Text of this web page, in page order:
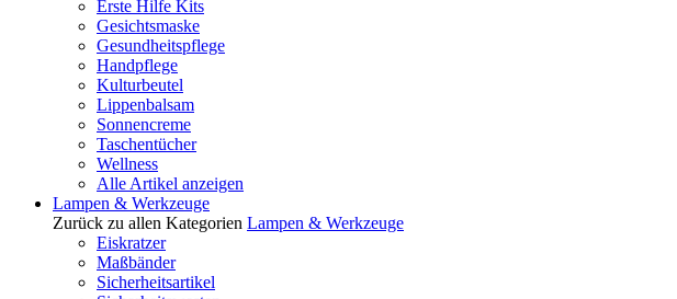
Erste Hilfe Kits
Gesichtsmaske
Gesundheitspflege
Handpflege
Kulturbeutel
Lippenbalsam
Sonnencreme
Taschentücher
Wellness
Alle Artikel anzeigen
Lampen & Werkzeuge
Zurück zu allen Kategorien Lampen & Werkzeuge
Eiskratzer
Maßbänder
Sicherheitsartikel